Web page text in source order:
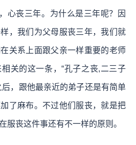
心丧三年。为什么是三年呢？因
，我们为父母服丧三年，我们就
关系上面跟父亲一样重要的老师
关的这一条，“孔子之丧,二三子
后，跟他最亲近的弟子还是有简单
了麻布。不过他们服丧，就是把
服丧这件事还有不一样的原则。